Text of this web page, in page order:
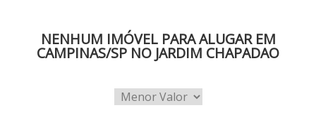
NENHUM IMÓVEL PARA ALUGAR EM
CAMPINAS/SP NO JARDIM CHAPADAO